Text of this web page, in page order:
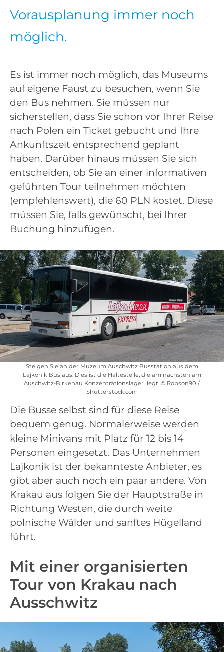
Vorausplanung immer noch
möglich.
Es ist immer noch möglich, das Museums
auf eigene Faust zu besuchen, wenn Sie
den Bus nehmen. Sie müssen nur
sicherstellen, dass Sie schon vor Ihrer Reise
nach Polen ein Ticket gebucht und Ihre
Ankunftszeit entsprechend geplant
haben. Darüber hinaus müssen Sie sich
entscheiden, ob Sie an einer informativen
geführten Tour teilnehmen möchten
(empfehlenswert), die 60 PLN kostet. Diese
müssen Sie, falls gewünscht, bei Ihrer
Buchung hinzufügen.
Steigen Sie an der Muzeum Auschwitz Busstation aus dem
Lajkonik Bus aus. Dies ist die Haltestelle, die am nächsten am
Auschwitz-Birkenau Konzentrationslager liegt. © Robson90 /
Shutterstock.com
Die Busse selbst sind für diese Reise
bequem genug. Normalerweise werden
kleine Minivans mit Platz für 12 bis 14
Personen eingesetzt. Das Unternehmen
Lajkonik ist der bekannteste Anbieter, es
gibt aber auch noch ein paar andere. Von
Krakau aus folgen Sie der Hauptstraße in
Richtung Westen, die durch weite
polnische Wälder und sanftes Hügelland
führt.
Mit einer organisierten
Tour von Krakau nach
Ausschwitz